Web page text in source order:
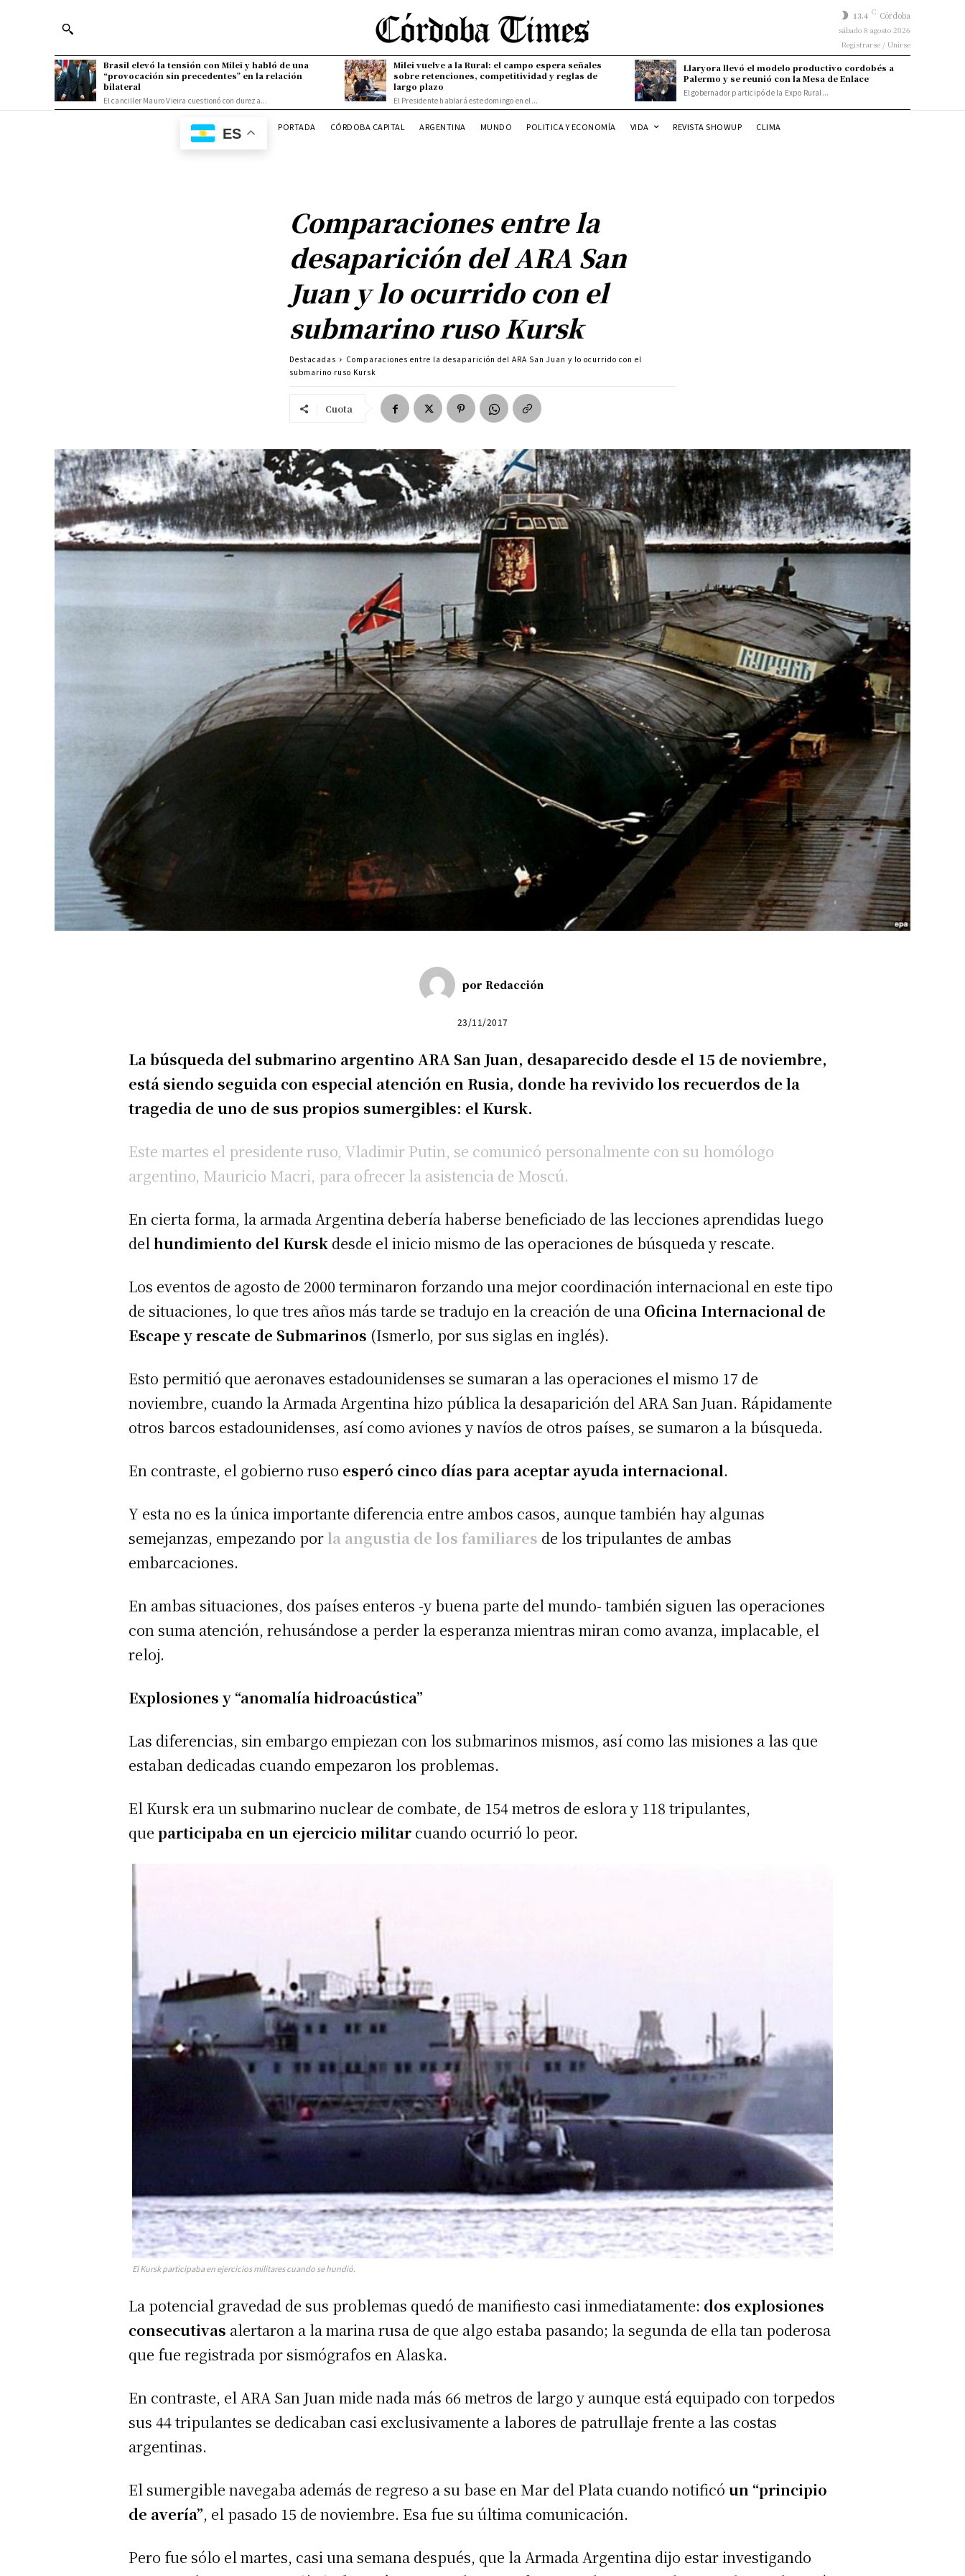
13.4 C Córdoba
sábado 8 agosto 2026
Registrarse / Unirse
Brasil elevó la tensión con Milei y habló de una
“provocación sin precedentes” en la relación
bilateral
El canciller Mauro Vieira cuestionó con dureza...
Milei vuelve a la Rural: el campo espera señales
sobre retenciones, competitividad y reglas de
largo plazo
El Presidente hablará este domingo en el...
Llaryora llevó el modelo productivo cordobés a
Palermo y se reunió con la Mesa de Enlace
El gobernador participó de la Expo Rural...
ES PORTADA CÓRDOBA CAPITAL ARGENTINA MUNDO POLITICA Y ECONOMÍA VIDA REVISTA SHOWUP CLIMA
Comparaciones entre la
desaparición del ARA San
Juan y lo ocurrido con el
submarino ruso Kursk
Destacadas
Comparaciones entre la desaparición del ARA San Juan y lo ocurrido con el
submarino ruso Kursk
Cuota
por Redacción
23/11/2017
La búsqueda del submarino argentino ARA San Juan, desaparecido desde el 15 de noviembre,
está siendo seguida con especial atención en Rusia, donde ha revivido los recuerdos de la
tragedia de uno de sus propios sumergibles: el Kursk.
Este martes el presidente ruso, Vladimir Putin, se comunicó personalmente con su homólogo
argentino, Mauricio Macri, para ofrecer la asistencia de Moscú.
En cierta forma, la armada Argentina debería haberse beneficiado de las lecciones aprendidas luego
delhundimiento del Kursk desde el inicio mismo de las operaciones de búsqueda y rescate.
Los eventos de agosto de 2000 terminaron forzando una mejor coordinación internacional en este tipo
de situaciones, lo que tres años más tarde se tradujo en la creación de una Oficina Internacional de
Escape y rescate de Submarinos (Ismerlo, por sus siglas en inglés).
Esto permitió que aeronaves estadounidenses se sumaran a las operaciones el mismo 17 de
noviembre, cuando la Armada Argentina hizo pública la desaparición del ARA San Juan. Rápidamente
otros barcos estadounidenses, así como aviones y navíos de otros países, se sumaron a la búsqueda.
En contraste, el gobierno ruso esperó cinco días para aceptar ayuda internacional.
Y esta no es la única importante diferencia entre ambos casos, aunque también hay algunas
semejanzas, empezando porla angustia de los familiares de los tripulantes de ambas
embarcaciones.
En ambas situaciones, dos países enteros -y buena parte del mundo- también siguen las operaciones
con suma atención, rehusándose a perder la esperanza mientras miran como avanza, implacable, el
reloj.
Explosiones y “anomalía hidroacústica”
Las diferencias, sin embargo empiezan con los submarinos mismos, así como las misiones a las que
estaban dedicadas cuando empezaron los problemas.
El Kursk era un submarino nuclear de combate, de 154 metros de eslora y 118 tripulantes,
que participaba en un ejercicio militar cuando ocurrió lo peor.
El Kursk participaba en ejercicios militares cuando se hundió.
La potencial gravedad de sus problemas quedó de manifiesto casi inmediatamente: dos explosiones
consecutivas alertaron a la marina rusa de que algo estaba pasando; la segunda de ella tan poderosa
que fue registrada por sismógrafos en Alaska.
En contraste, el ARA San Juan mide nada más 66 metros de largo y aunque está equipado con torpedos
sus 44 tripulantes se dedicaban casi exclusivamente a labores de patrullaje frente a las costas
argentinas.
El sumergible navegaba además de regreso a su base en Mar del Plata cuando notificó un “principio
de avería”, el pasado 15 de noviembre. Esa fue su última comunicación.
Pero fue sólo el martes, casi una semana después, que la Armada Argentina dijo estar investigando